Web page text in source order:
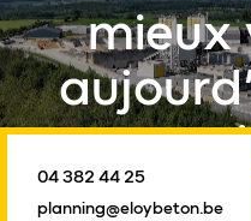
mieux
04 382 44 25
planning@eloybeton.be